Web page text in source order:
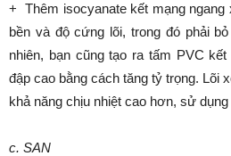
+ Thêm isocyanate kết mạng ngang
bền và độ cứng lõi, trong đó phải
nhiên, bạn cũng tạo ra tấm PVC
đập cao bằng cách tăng tỷ trọng. Lõi
khả năng chịu nhiệt cao hơn, sử
c. SAN